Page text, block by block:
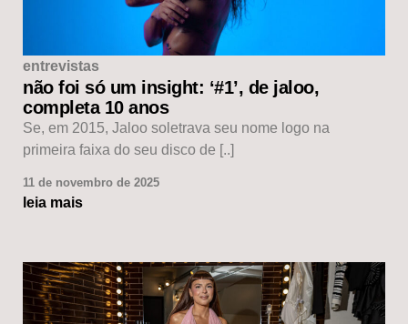
entrevistas
não foi só um insight: ‘#1’, de jaloo,
completa 10 anos
Se, em 2015, Jaloo soletrava seu nome logo na
primeira faixa do seu disco de [..]
11 de novembro de 2025
leia mais